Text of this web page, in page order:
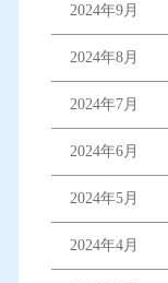
2024年9月
2024年8月
2024年7月
2024年6月
2024年5月
2024年4月